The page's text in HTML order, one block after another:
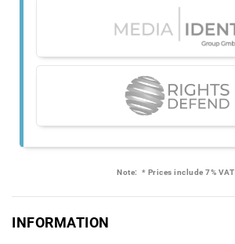
Note: * Prices include 7% VAT
INFORMATION